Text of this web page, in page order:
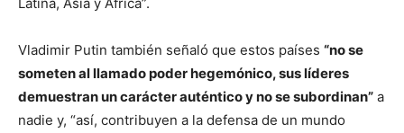
Vladimir Putin también señaló que estos países “no se
someten al llamado poder hegemónico, sus líderes
demuestran un carácter auténtico y no se subordinan” a
nadie y, “así, contribuyen a la defensa de un mundo